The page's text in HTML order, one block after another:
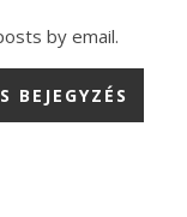
by email.